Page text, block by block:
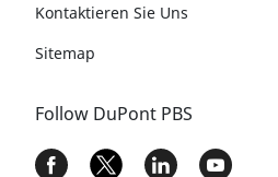
Kontaktieren Sie Uns
Sitemap
Follow DuPont PBS